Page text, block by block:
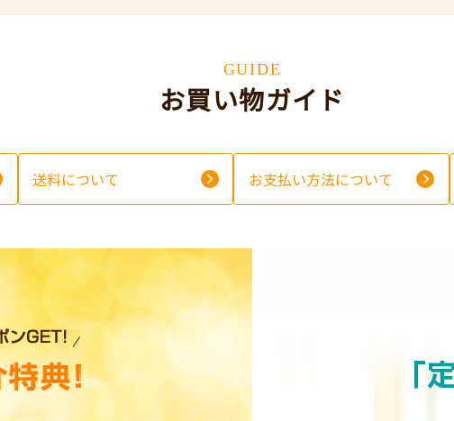
GUIDE
お買い物ガイド
送料について お支払い方法について